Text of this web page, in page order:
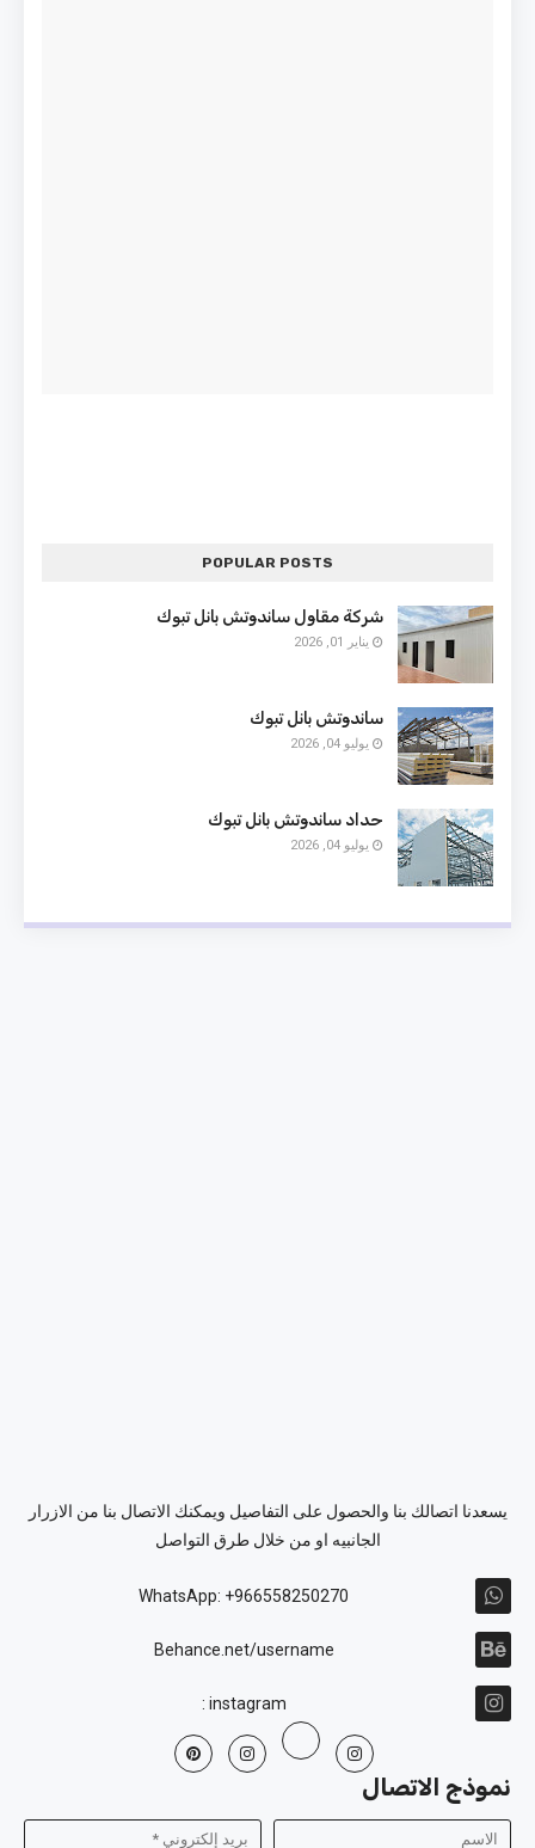
POPULAR POSTS
شركة مقاول ساندوتش بانل تبوك
يناير 01, 2026
ساندوتش بانل تبوك
يوليو 04, 2026
حداد ساندوتش بانل تبوك
يوليو 04, 2026
يسعدنا اتصالك بنا والحصول على التفاصيل ويمكنك الاتصال بنا من الازرار
الجانبيه او من خلال طرق التواصل
WhatsApp: +966558250270
Behance.net/username
instagram :
نموذج الاتصال